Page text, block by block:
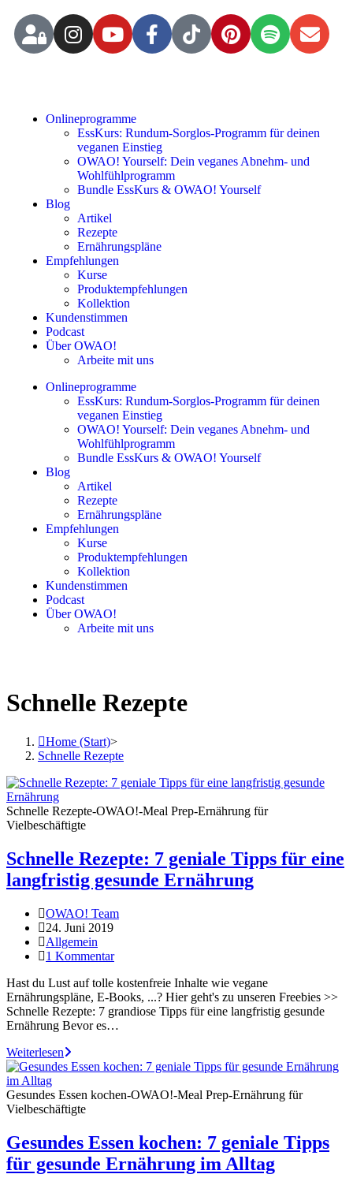
Onlineprogramme
EssKurs: Rundum-Sorglos-Programm für deinen
veganen Einstieg
OWAO! Yourself: Dein veganes Abnehm- und
Wohlfühlprogramm
Bundle EssKurs & OWAO! Yourself
Blog
Artikel
Rezepte
Ernährungspläne
Empfehlungen
Kurse
Produktempfehlungen
Kollektion
Kundenstimmen
Podcast
Über OWAO!
Arbeite mit uns
Onlineprogramme
EssKurs: Rundum-Sorglos-Programm für deinen
veganen Einstieg
OWAO! Yourself: Dein veganes Abnehm- und
Wohlfühlprogramm
Bundle EssKurs & OWAO! Yourself
Blog
Artikel
Rezepte
Ernährungspläne
Empfehlungen
Kurse
Produktempfehlungen
Kollektion
Kundenstimmen
Podcast
Über OWAO!
Arbeite mit uns
Schnelle Rezepte
Home (Start)>
Schnelle Rezepte
Schnelle Rezepte-OWAO!-Meal Prep-Ernährung für
Vielbeschäftigte
Schnelle Rezepte: 7 geniale Tipps für eine
langfristig gesunde Ernährung
OWAO! Team
24. Juni 2019
Allgemein
1 Kommentar
Hast du Lust auf tolle kostenfreie Inhalte wie vegane
Ernährungspläne, E-Books, ...? Hier geht's zu unseren Freebies >>
Schnelle Rezepte: 7 grandiose Tipps für eine langfristig gesunde
Ernährung Bevor es…
Weiterlesen
Gesundes Essen kochen-OWAO!-Meal Prep-Ernährung für
Vielbeschäftigte
Gesundes Essen kochen: 7 geniale Tipps
für gesunde Ernährung im Alltag